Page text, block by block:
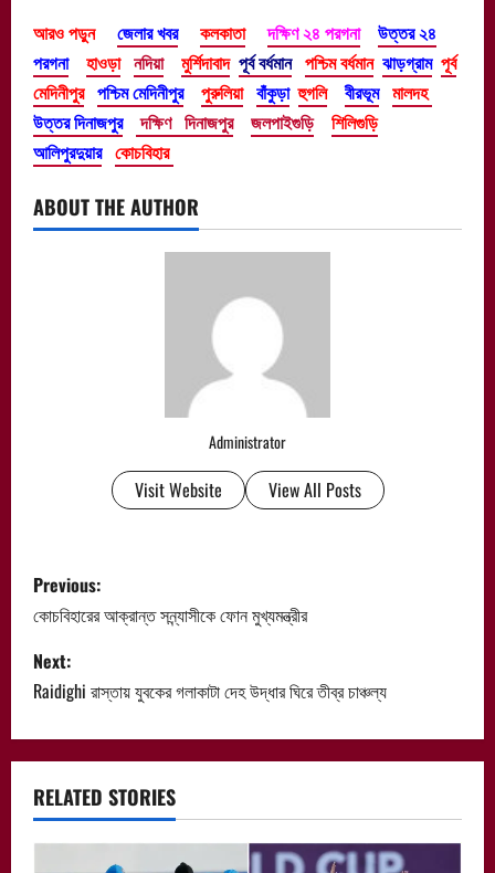
আরও পড়ুন
জেলার খবর কলকাতা দক্ষিণ ২৪ পরগনা
উত্তর ২৪
পরগনা
হাওড়া নদিয়া মুর্শিদাবাদ পূর্ব বর্ধমান পশ্চিম বর্ধমান ঝাড়গ্রাম পূর্ব
মেদিনীপুর পশ্চিম মেদিনীপুর পুরুলিয়া বাঁকুড়া হুগলি বীরভূম মালদহ
উত্তর দিনাজপুর
দক্ষিণ দিনাজপুর জলপাইগুড়ি
শিলিগুড়ি
আলিপুরদুয়ার কোচবিহার
ABOUT THE AUTHOR
Administrator
Visit Website View All Posts
P
o
s
t
n
a
v
Previous:
কোচবিহারের আক্রান্ত সন্ন্যাসীকে ফোন মুখ্যমন্ত্রীর
Next:
Raidighi রাস্তায় যুবকের গলাকাটা দেহ উদ্ধার ঘিরে তীব্র চাঞ্চল্য
RELATED STORIES